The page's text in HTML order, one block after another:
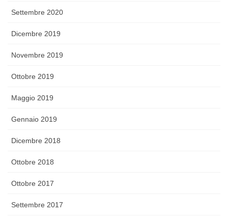
Settembre 2020
Dicembre 2019
Novembre 2019
Ottobre 2019
Maggio 2019
Gennaio 2019
Dicembre 2018
Ottobre 2018
Ottobre 2017
Settembre 2017